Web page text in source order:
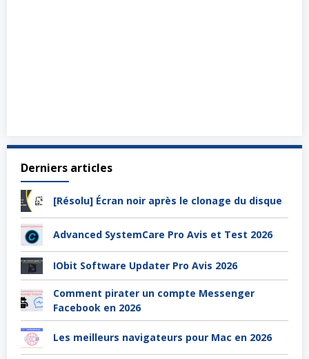
Derniers articles
[Résolu] Écran noir après le clonage du disque
Advanced SystemCare Pro Avis et Test 2026
IObit Software Updater Pro Avis 2026
Comment pirater un compte Messenger
Facebook en 2026
Les meilleurs navigateurs pour Mac en 2026